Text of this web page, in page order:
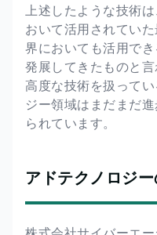
上述したような技術
おいて活用されてい
界においても活用でき
発展してきたものと
高度な技術を扱って
ジー領域はまだまだ
られています。
アドテクノロジ